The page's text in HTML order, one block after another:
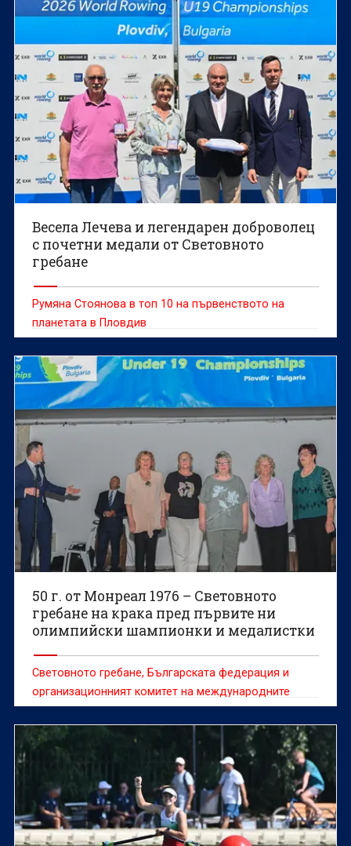
Весела Лечева и легендарен доброволец
с почетни медали от Световното
гребане
Румяна Стоянова в топ 10 на първенството на
планетата в Пловдив
50 г. от Монреал 1976 – Световното
гребане на крака пред първите ни
олимпийски шампионки и медалистки
Световното гребане, Българската федерация и
организационният комитет на международните
домакинства в Пловдив почетоха първите
олимпийски шампиони и медалисти на България в
гребането.